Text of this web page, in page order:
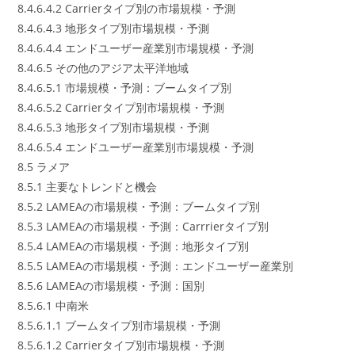
8.4.6.4.2 Carrierタイプ別の市場規模・予測
8.4.6.4.3 地形タイプ別市場規模・予測
8.4.6.4.4 エンドユーザー産業別市場規模・予測
8.4.6.5 その他のアジア太平洋地域
8.4.6.5.1 市場規模・予測：ブームタイプ別
8.4.6.5.2 Carrierタイプ別市場規模・予測
8.4.6.5.3 地形タイプ別市場規模・予測
8.4.6.5.4 エンドユーザー産業別市場規模・予測
8.5 ラメア
8.5.1 主要なトレンドと機会
8.5.2 LAMEAの市場規模・予測：ブームタイプ別
8.5.3 LAMEAの市場規模・予測：Carrrierタイプ別
8.5.4 LAMEAの市場規模・予測：地形タイプ別
8.5.5 LAMEAの市場規模・予測：エンドユーザー産業別
8.5.6 LAMEAの市場規模・予測：国別
8.5.6.1 中南米
8.5.6.1.1 ブームタイプ別市場規模・予測
8.5.6.1.2 Carrierタイプ別市場規模・予測